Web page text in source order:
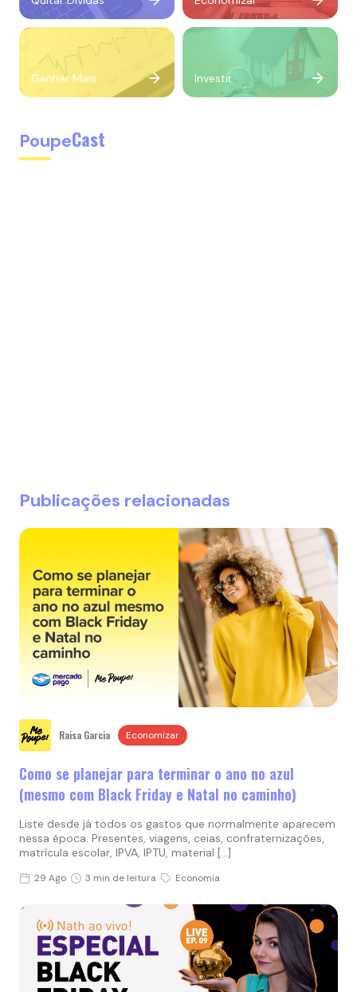
Ganhar Mais Investir
PoupeCast
Publicações relacionadas
Raisa Garcia Economizar
Como se planejar para terminar o ano no azul
(mesmo com Black Friday e Natal no caminho)
Liste desde já todos os gastos que normalmente aparecem
nessa época. Presentes, viagens, ceias, confraternizações,
matrícula escolar, IPVA, IPTU, material […]
29 Ago 3 min de leitura Economia